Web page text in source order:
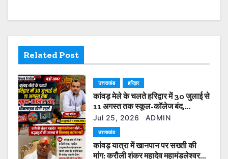
i
g
a
t
i
o
Related Post
उत्तराखंड हरिद्वार
कांवड़ मेले के चलते हरिद्वार में 30 जुलाई से
11 अगस्त तक स्कूल-कॉलेज बंद,
ऑनलाइन होगी पढ़ाई
Jul 25, 2026 ADMIN
उत्तराखंड
कांवड़ यात्रा में खानपान पर सख्ती की
मांग: करौली शंकर महादेव महामंडलेश्वर